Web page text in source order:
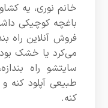
خانم نوری، یه
باغچه کوچیکی
فروش آنلاین راه
سایتشو راه
طبیعی آپلود کنه
کنه.